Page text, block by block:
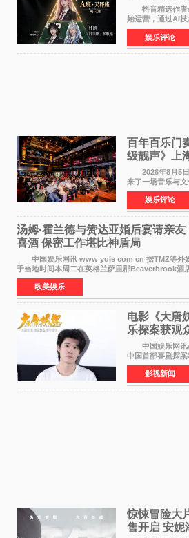
抖音精选作者
始运营，通过AI
的故事，凭借强情
布仅21小时便获
此后，账号持续沿
娱乐评论
百年百乐门
级靓声》上
2026年8月5日
来了一场音乐与
国励志音乐公益节
仪式在此隆重举
齐聚一堂，共同
娱乐评论
汤姆·霍兰德与赞达亚婚后宴请亲
喜酒 保密工作堪比神盾局
中国娱乐网讯 www yule com cn 据TMZ等外媒
于当地时间本周二在英格兰萨里郡Beaverbrook酒
顿）举办婚宴，邀请家人与朋友们喝喜酒，庆祝
欧美娱乐
电影《大唐
乐探案获观
中国娱乐网讯
中国首部喜剧探
举办电影首映礼。
制片人曹紫建、
对白指导程寅，领
影视新闻
惊悚冒险大
售开启 安妮